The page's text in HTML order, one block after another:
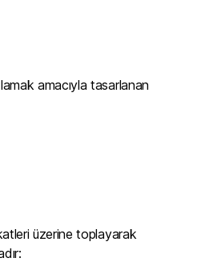
amacıyla tasarlanan
üzerine toplayarak